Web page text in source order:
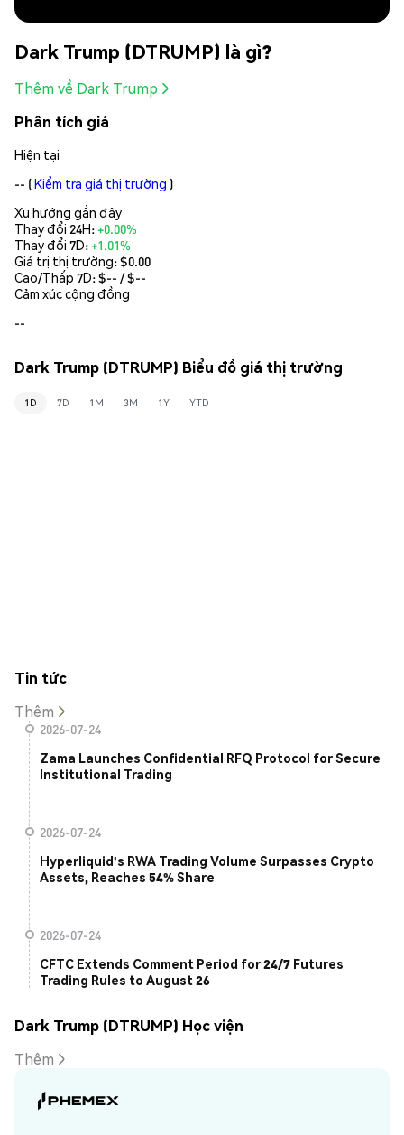
Dark Trump (DTRUMP) là gì?
Thêm về Dark Trump
Phân tích giá
Hiện tại
-- (Kiểm tra giá thị trường )
Xu hướng gần đây
Thay đổi 24H:+0.00%
Thay đổi 7D:+1.01%
Giá trị thị trường:$0.00
Cao/Thấp 7D: $-- / $--
Cảm xúc cộng đồng
--
Dark Trump (DTRUMP) Biểu đồ giá thị trường
1D 7D 1M 3M 1Y YTD
Tin tức
Thêm
2026-07-24
Zama Launches Confidential RFQ Protocol for Secure
Institutional Trading
2026-07-24
Hyperliquid's RWA Trading Volume Surpasses Crypto
Assets, Reaches 54% Share
2026-07-24
CFTC Extends Comment Period for 24/7 Futures
Trading Rules to August 26
Dark Trump (DTRUMP) Học viện
Thêm